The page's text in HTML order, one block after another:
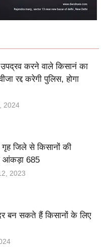
उपद्रव करने वाले किसानं का
रद्द करेगी पुलिस, होगा
2024
जिले से किसानों की
आंकड़ा 685
2023
बन सकते हैं किसानों के लिए